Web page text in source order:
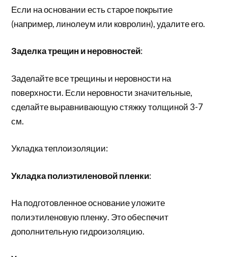
Если на основании есть старое покрытие
(например, линолеум или ковролин), удалите его.
Заделка трещин и неровностей:
Заделайте все трещины и неровности на
поверхности. Если неровности значительные,
сделайте выравнивающую стяжку толщиной 3-7
см.
Укладка теплоизоляции:
Укладка полиэтиленовой пленки:
На подготовленное основание уложите
полиэтиленовую пленку. Это обеспечит
дополнительную гидроизоляцию.